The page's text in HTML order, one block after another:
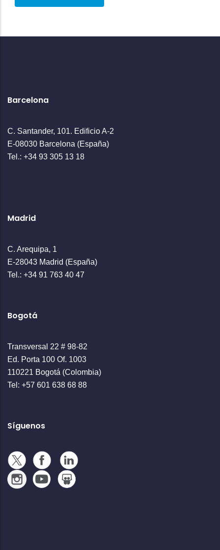
Barcelona
C. Santander, 101. Edificio A-2
E-08030 Barcelona (España)
Tel.: +34 93 305 13 18
Madrid
C. Arequipa, 1
E-28043 Madrid (España)
Tel.: +34 91 763 40 47
Bogotá
Transversal 22 # 98-82
Ed. Porta 100 Of. 1003
110221 Bogotá (Colombia)
Tel: +57 601 638 68 88
Síguenos